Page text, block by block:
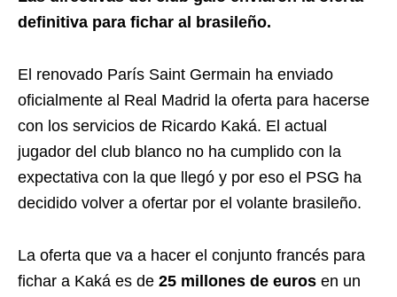
definitiva para fichar al brasileño.
El renovado París Saint Germain ha enviado
oficialmente al Real Madrid la oferta para hacerse
con los servicios de Ricardo Kaká. El actual
jugador del club blanco no ha cumplido con la
expectativa con la que llegó y por eso el PSG ha
decidido volver a ofertar por el volante brasileño.
La oferta que va a hacer el conjunto francés para
fichar a Kaká es de 25 millones de euros en un